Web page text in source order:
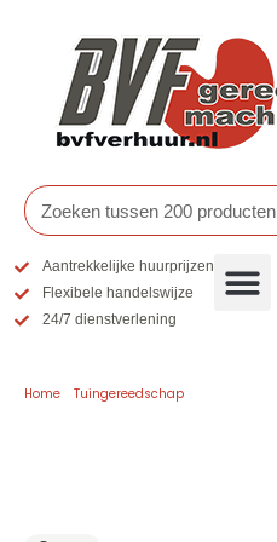
Zoeken
Aantrekkelijke huurprijzen
Flexibele handelswijze
24/7 dienstverlening
Home Tuingereedschap